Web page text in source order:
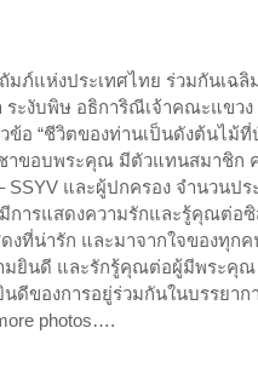
แห่งประเทศไทย ร่วมกันเฉลิม
ะงับพิษ อธิการิณีเจ้าคณะแขวง
อ “ชีวิตของท่านเป็นดังต้นไม้
าขอบพระคุณ มีตัวแทนสมาชิก ค
SSYV และผู้ปกครอง จำนวนป
ารแสดงความรักและรู้คุณต่อซิ
งที่น่ารัก และมาจากใจของทุก
มยินดี และรักรู้คุณต่อผู้มีพระคุณ
ดีของการอยู่ร่วมกันในบรรยา
photos….